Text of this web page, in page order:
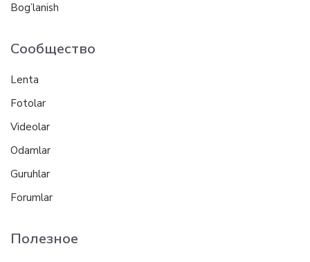
Bog’lanish
Сообщество
Lenta
Fotolar
Videolar
Odamlar
Guruhlar
Forumlar
Полезное